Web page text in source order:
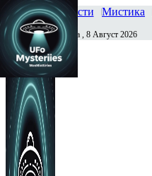
Главная Новости Мистика
Сегодня Суббота , 8 Август 2026